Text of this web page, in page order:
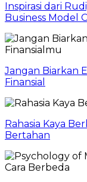
Inspirasi dari
Business Model
Jangan Biarkan
Finansial
Rahasia Kaya
Bertahan